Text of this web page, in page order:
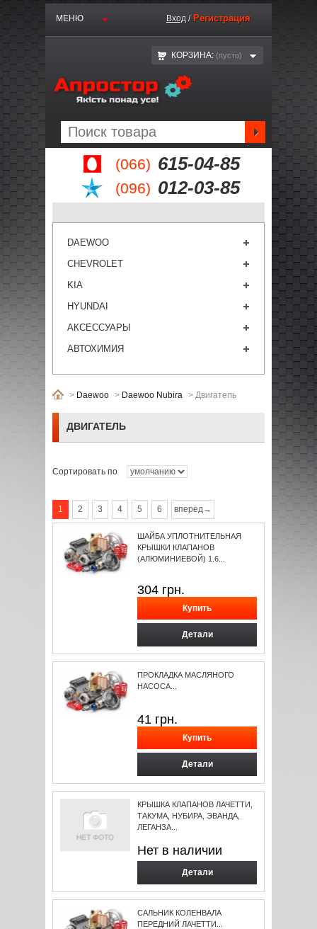
(066) 615-04-85
(096) 012-03-85
МЕНЮ Вход / Регистрация
КОРЗИНА: (пустo)
DAEWOO
CHEVROLET
KIA
HYUNDAI
АКСЕССУАРЫ
АВТОХИМИЯ
> Daewoo > Daewoo Nubira > Двигатель
ДВИГАТЕЛЬ
Сортировать по
1 2 3 4 5 6 вперед→
ШАЙБА УПЛОТНИТЕЛЬНАЯ
КРЫШКИ КЛАПАНОВ
(АЛЮМИНИЕВОЙ) 1.6...
304 грн.
Детали
ПРОКЛАДКА МАСЛЯНОГО
НАСОСА...
41 грн.
Детали
КРЫШКА КЛАПАНОВ ЛАЧЕТТИ,
ТАКУМА, НУБИРА, ЭВАНДА,
ЛЕГАНЗА...
Нет в наличии
Детали
САЛЬНИК КОЛЕНВАЛА
ПЕРЕДНИЙ ЛАЧЕТТИ...